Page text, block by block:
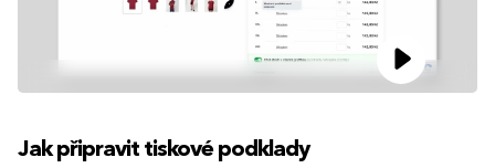
Jak připravit tiskové podklady